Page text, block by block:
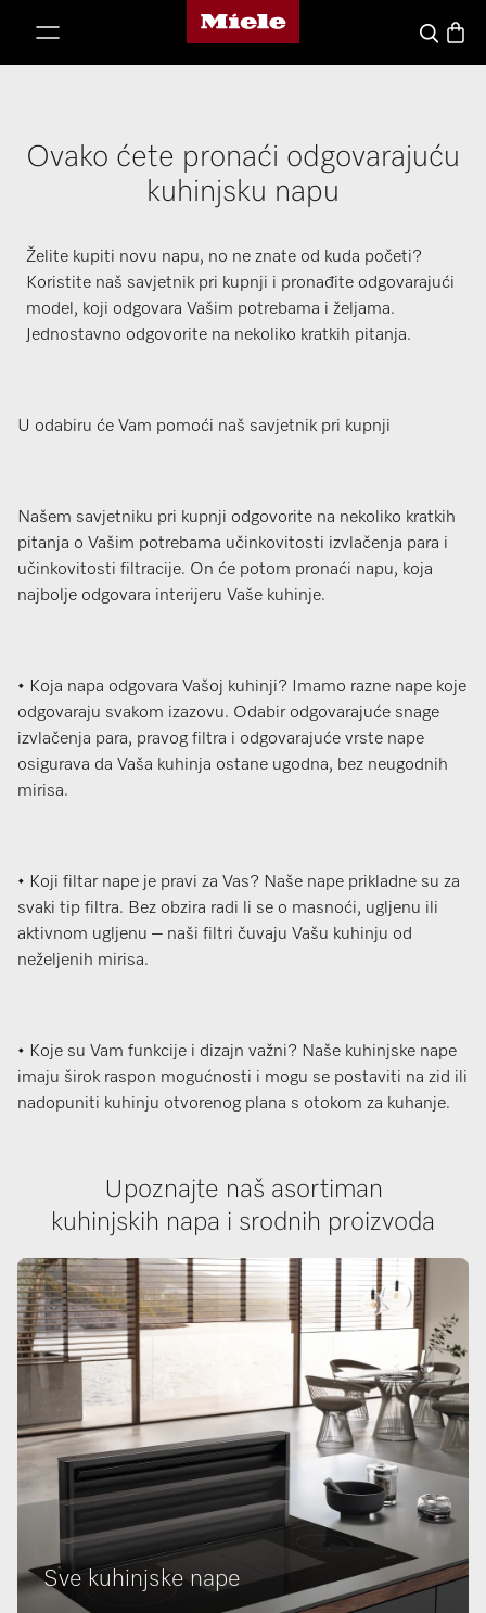
Miele početna stranica
Pretraga
Ovako ćete pronaći odgovarajuću
kuhinjsku napu
Želite kupiti novu napu, no ne znate od kuda početi?
Koristite naš savjetnik pri kupnji i pronađite odgovarajući
model, koji odgovara Vašim potrebama i željama.
Jednostavno odgovorite na nekoliko kratkih pitanja.
U odabiru će Vam pomoći naš savjetnik pri kupnji
Našem savjetniku pri kupnji odgovorite na nekoliko kratkih
pitanja o Vašim potrebama učinkovitosti izvlačenja para i
učinkovitosti filtracije. On će potom pronaći napu, koja
najbolje odgovara interijeru Vaše kuhinje.
• Koja napa odgovara Vašoj kuhinji? Imamo razne nape koje
odgovaraju svakom izazovu. Odabir odgovarajuće snage
izvlačenja para, pravog filtra i odgovarajuće vrste nape
osigurava da Vaša kuhinja ostane ugodna, bez neugodnih
mirisa.
• Koji filtar nape je pravi za Vas? Naše nape prikladne su za
svaki tip filtra. Bez obzira radi li se o masnoći, ugljenu ili
aktivnom ugljenu – naši filtri čuvaju Vašu kuhinju od
neželjenih mirisa.
• Koje su Vam funkcije i dizajn važni? Naše kuhinjske nape
imaju širok raspon mogućnosti i mogu se postaviti na zid ili
nadopuniti kuhinju otvorenog plana s otokom za kuhanje.
Upoznajte naš asortiman
kuhinjskih napa i srodnih proizvoda
Sve kuhinjske nape